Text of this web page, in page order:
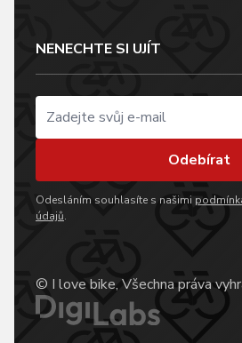
NENECHTE SI UJÍT
Odebírat
Odesláním souhlasíte s našimi
údajů.
© I love bike, Všechna práva